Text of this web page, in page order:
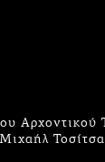
Αρχοντικού